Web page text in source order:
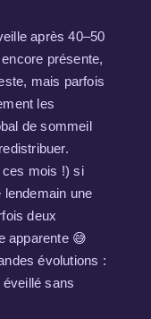
après 40–50
présente,
mais parfois
les
de sommeil
ces mois !) si
une
deux
apparente 😅
évolutions :
sans